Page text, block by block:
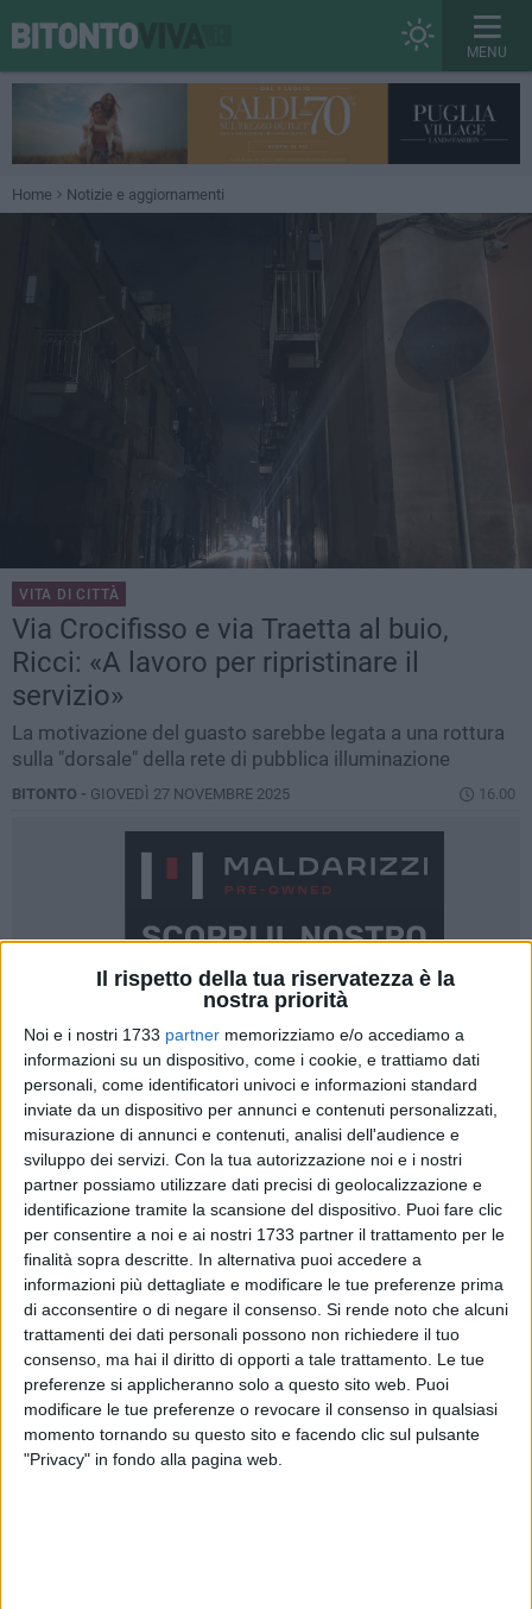
Il rispetto della tua riservatezza è la
nostra priorità
Noi e i nostri 1733 partner memorizziamo e/o accediamo a
informazioni su un dispositivo, come i cookie, e trattiamo dati
personali, come identificatori univoci e informazioni standard
inviate da un dispositivo per annunci e contenuti personalizzati,
misurazione di annunci e contenuti, analisi dell'audience e
sviluppo dei servizi. Con la tua autorizzazione noi e i nostri
partner possiamo utilizzare dati precisi di geolocalizzazione e
identificazione tramite la scansione del dispositivo. Puoi fare clic
per consentire a noi e ai nostri 1733 partner il trattamento per le
finalità sopra descritte. In alternativa puoi accedere a
informazioni più dettagliate e modificare le tue preferenze prima
di acconsentire o di negare il consenso. Si rende noto che alcuni
trattamenti dei dati personali possono non richiedere il tuo
consenso, ma hai il diritto di opporti a tale trattamento. Le tue
preferenze si applicheranno solo a questo sito web. Puoi
modificare le tue preferenze o revocare il consenso in qualsiasi
momento tornando su questo sito e facendo clic sul pulsante
"Privacy" in fondo alla pagina web.
MENU
Home Notizie e aggiornamenti
VITA DI CITTÀ
Via Crocifisso e via Traetta al buio,
Ricci: «A lavoro per ripristinare il
servizio»
La motivazione del guasto sarebbe legata a una rottura
sulla "dorsale" della rete di pubblica illuminazione
BITONTO - GIOVEDÌ 27 NOVEMBRE 2025 16.00
19
Alcune strade della città sono albuioa causa di una rottura
sulla "dorsale" della
rete di pubblica illuminazione
. A darne
notizia è il sindaco Francesco Paolo Ricci, che sui social
chiarisce il motivo per cuivia Crocifisso, via Planelli ,via
Traettae altre arterie adiacenti sono all'oscuro da ieri sera.
«I tecnici incaricati sono intervenuti cercando di ripristinare
almeno in parte ilsevizio, però sono necessari ulteriori lavori